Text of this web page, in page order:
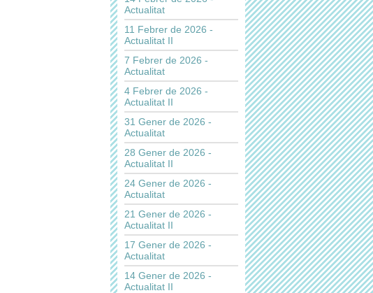
Actualitat
11 Febrer de 2026 -
Actualitat II
7 Febrer de 2026 -
Actualitat
4 Febrer de 2026 -
Actualitat II
31 Gener de 2026 -
Actualitat
28 Gener de 2026 -
Actualitat II
24 Gener de 2026 -
Actualitat
21 Gener de 2026 -
Actualitat II
17 Gener de 2026 -
Actualitat
14 Gener de 2026 -
Actualitat II